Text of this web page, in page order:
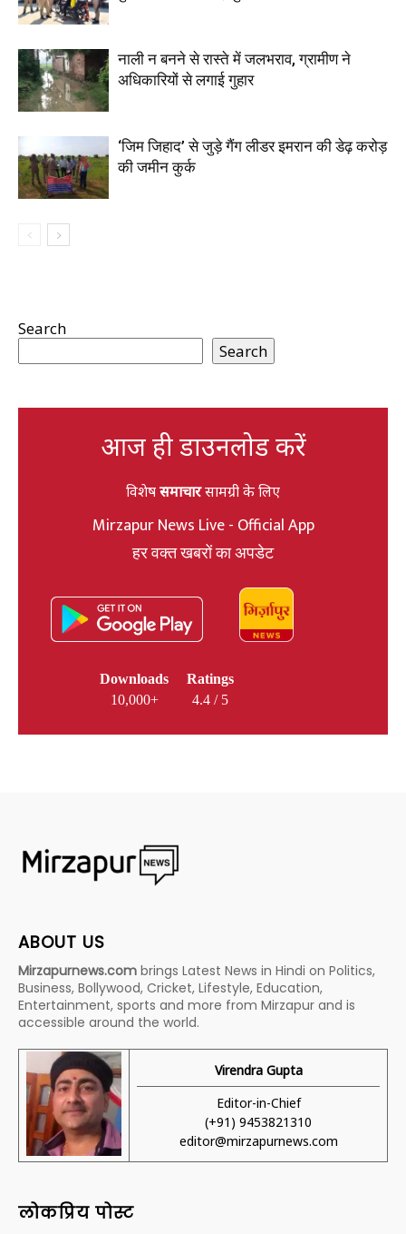
नाली न बनने से रास्ते में जलभराव, ग्रामीण ने
अधिकारियों से लगाई गुहार
‘जिम जिहाद’ से जुड़े गैंग लीडर इमरान की डेढ़ करोड़
की जमीन कुर्क
Search
Search
आज ही डाउनलोड करें
विशेषसमाचारसामग्री के लिए
Mirzapur News Live - Official App
हर वक्त खबरों का अपडेट
Downloads
10,000+
Ratings
4.4 / 5
ABOUT US
Mirzapurnews.com brings Latest News in Hindi on Politics,
Business, Bollywood, Cricket, Lifestyle, Education,
Entertainment, sports and more from Mirzapur and is
accessible around the world.
Virendra Gupta
Editor-in-Chief
(+91) 9453821310
editor@mirzapurnews.com
लोकप्रिय पोस्ट